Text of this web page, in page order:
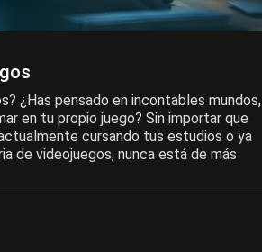
¿Has pensado en incontables mundos,
en tu propio juego? Sin importar que
cursando tus estudios o ya
de videojuegos, nunca está de más